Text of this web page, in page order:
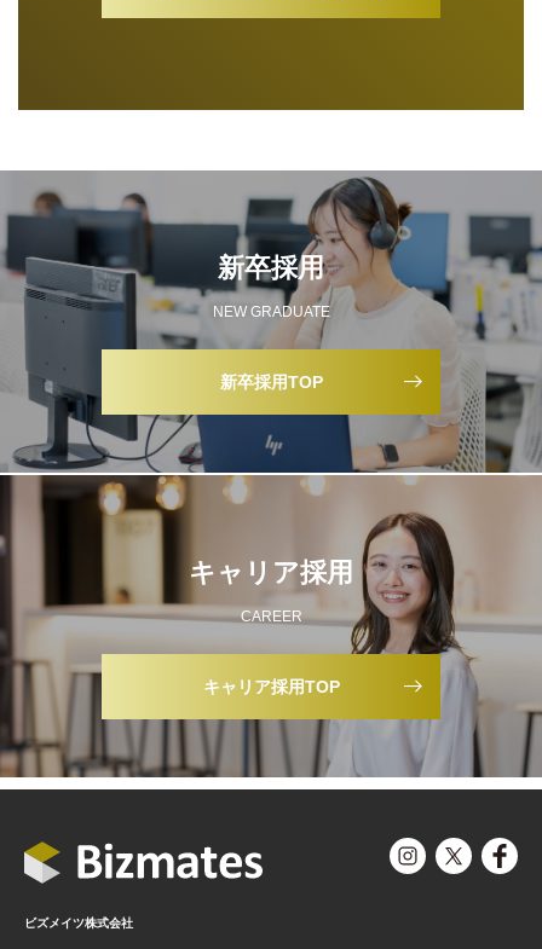
新卒採用
NEW GRADUATE
新卒採用TOP
キャリア採用
CAREER
キャリア採用TOP
ビズメイツ株式会社